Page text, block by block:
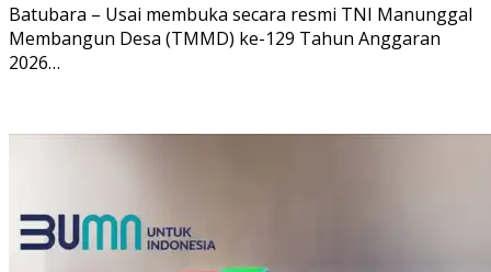
Batubara – Usai membuka secara resmi TNI Manunggal
Membangun Desa (TMMD) ke-129 Tahun Anggaran
2026…